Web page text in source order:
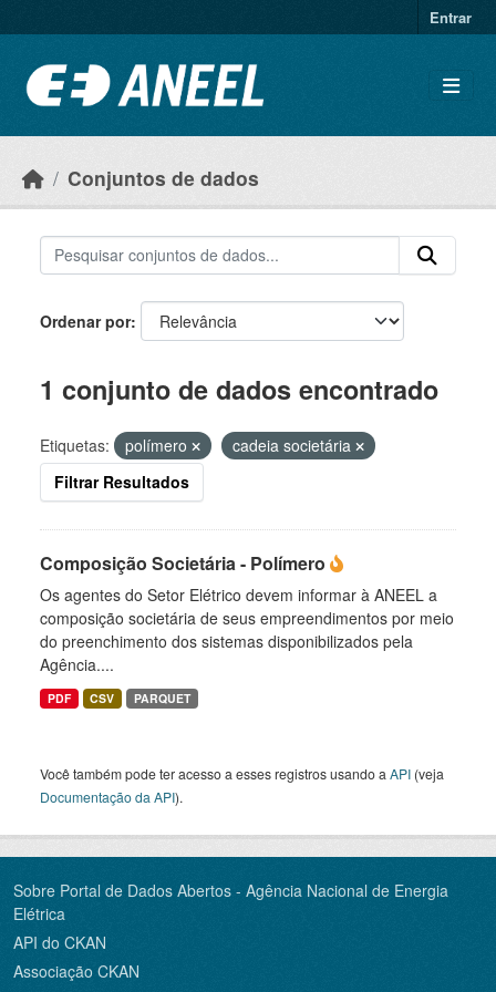
Entrar
Conjuntos de dados
Ordenar por
1 conjunto de dados encontrado
Etiquetas: polímero
cadeia societária
Filtrar Resultados
Composição Societária - Polímero
Os agentes do Setor Elétrico devem informar à ANEEL a
composição societária de seus empreendimentos por meio
do preenchimento dos sistemas disponibilizados pela
Agência....
PDF CSV PARQUET
Você também pode ter acesso a esses registros usando a API (veja
Documentação da API).
Sobre Portal de Dados Abertos - Agência Nacional de Energia
Elétrica
API do CKAN
Associação CKAN